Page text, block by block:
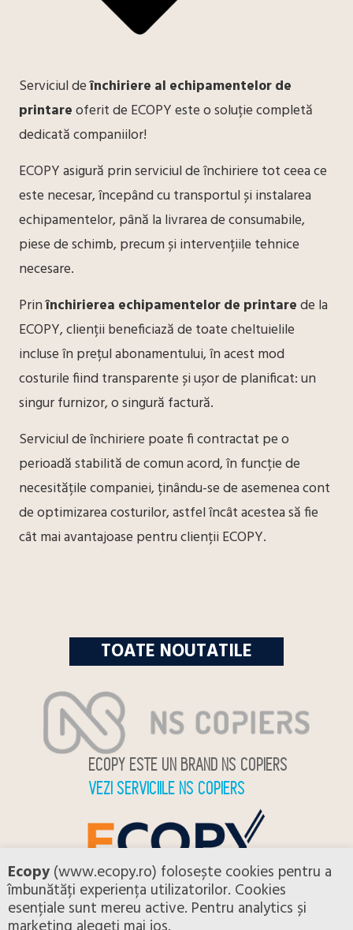
Serviciul deînchiriere al echipamentelor de
printareoferit de ECOPY este o soluție completă
dedicată companiilor!
ECOPY asigură prin serviciul de închiriere tot ceea ce
este necesar, începând cu transportul și instalarea
echipamentelor, până la livrarea de consumabile,
piese de schimb, precum și intervențiile tehnice
necesare.
Prinînchirierea echipamentelor de printarede la
ECOPY, clienții beneficiază de toate cheltuielile
incluse în prețul abonamentului, în acest mod
costurile fiind transparente și ușor de planificat: un
singur furnizor, o singură factură.
Serviciul de închiriere poate fi contractat pe o
perioadă stabilită de comun acord, în funcție de
necesitățile companiei, ținându-se de asemenea cont
de optimizarea costurilor, astfel încât acestea să fie
cât mai avantajoase pentru clienții ECOPY.
TOATE NOUTATILE
ECOPY ESTE UN BRAND NS COPIERS
VEZI SERVICIILE NS COPIERS
CONTACTEAZA-NE
Ecopy (www.ecopy.ro) folosește cookies pentru a
îmbunătăți experiența utilizatorilor. Cookies
esențiale sunt mereu active. Pentru analytics și